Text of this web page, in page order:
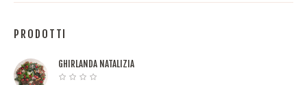
PRODOTTI
GHIRLANDA NATALIZIA